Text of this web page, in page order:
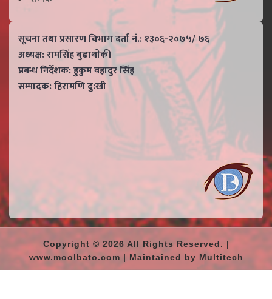
सूचना तथा प्रसारण विभाग दर्ता नं.: १३०६-२०७५/ ७६
अध्यक्ष: रामसिंह बुढाथाेकी
प्रबन्ध निर्देशक: हुकुम बहादुर सिंह
सम्पादक: हिरामणि दु:खी
Copyright © 2026 All Rights Reserved. |
www.moolbato.com | Maintained by Multitech